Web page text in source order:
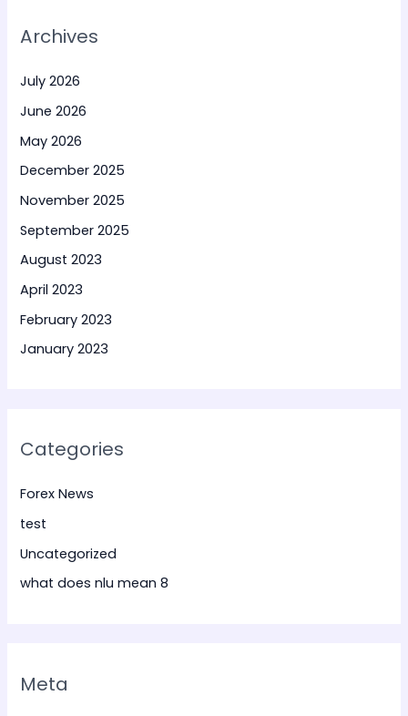
Archives
July 2026
June 2026
May 2026
December 2025
November 2025
September 2025
August 2023
April 2023
February 2023
January 2023
Categories
Forex News
test
Uncategorized
what does nlu mean 8
Meta